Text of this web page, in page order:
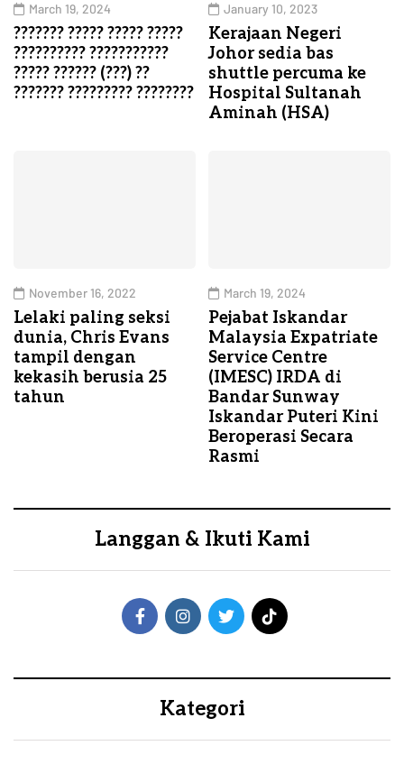
March 19, 2024
??????? ????? ????? ?????
?????????? ???????????
????? ?????? (???) ??
??????? ????????? ????????
January 10, 2023
Kerajaan Negeri
Johor sedia bas
shuttle percuma ke
Hospital Sultanah
Aminah (HSA)
November 16, 2022
Lelaki paling seksi
dunia, Chris Evans
tampil dengan
kekasih berusia 25
tahun
March 19, 2024
Pejabat Iskandar
Malaysia Expatriate
Service Centre
(IMESC) IRDA di
Bandar Sunway
Iskandar Puteri Kini
Beroperasi Secara
Rasmi
Langgan & Ikuti Kami
Kategori